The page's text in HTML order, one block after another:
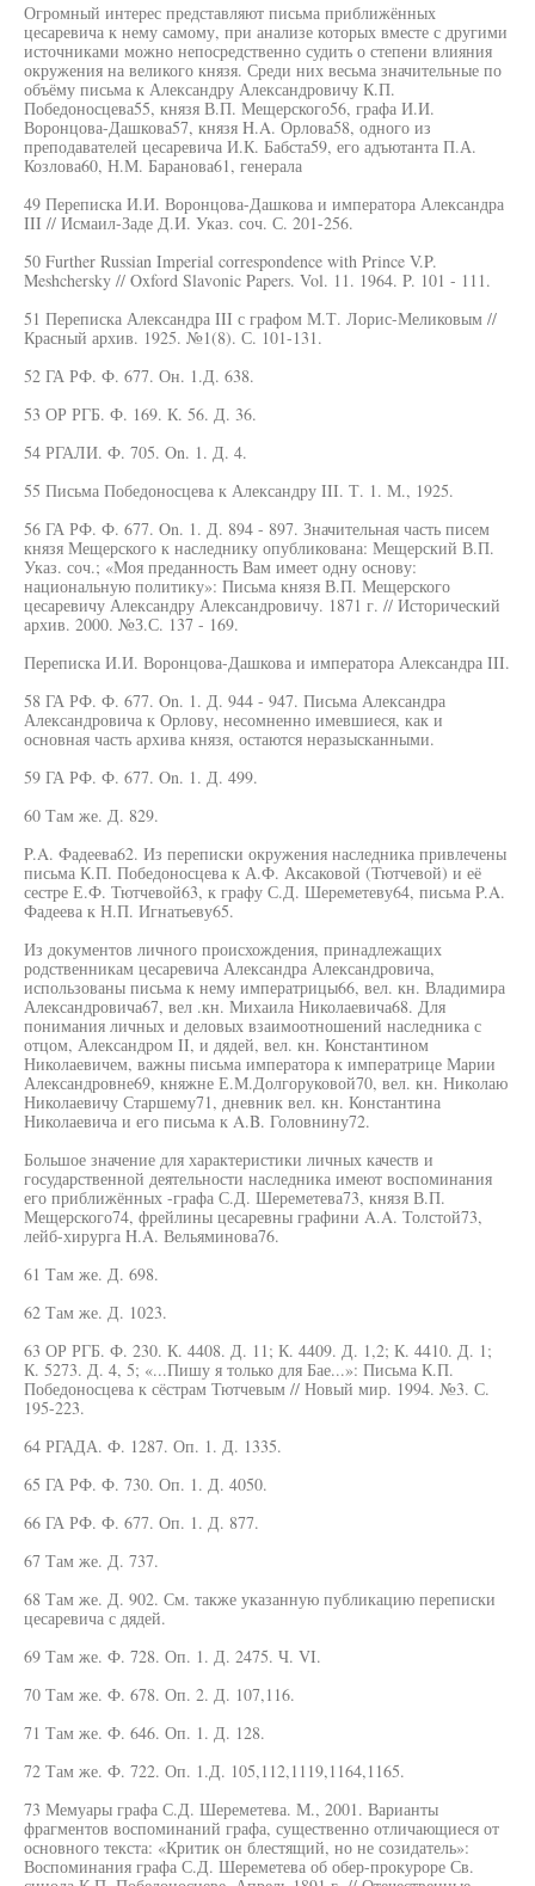
Огромный интерес представляют письма приближённых
цесаревича к нему самому, при анализе которых вместе с другими
источниками можно непосредственно судить о степени влияния
окружения на великого князя. Среди них весьма значительные по
объёму письма к Александру Александровичу К.П.
Победоносцева55, князя В.П. Мещерского56, графа И.И.
Воронцова-Дашкова57, князя H.A. Орлова58, одного из
преподавателей цесаревича И.К. Бабста59, его адъютанта П.А.
Козлова60, Н.М. Баранова61, генерала
49 Переписка И.И. Воронцова-Дашкова и императора Александра
III // Исмаил-Заде Д.И. Указ. соч. С. 201-256.
50 Further Russian Imperial correspondence with Prince V.P.
Meshchersky // Oxford Slavonic Papers. Vol. 11. 1964. P. 101 - 111.
51 Переписка Александра III с графом М.Т. Лорис-Меликовым //
Красный архив. 1925. №1(8). С. 101-131.
52 ГА РФ. Ф. 677. Он. 1.Д. 638.
53 ОР РГБ. Ф. 169. К. 56. Д. 36.
54 РГАЛИ. Ф. 705. On. 1. Д. 4.
55 Письма Победоносцева к Александру III. Т. 1. М., 1925.
56 ГА РФ. Ф. 677. On. 1. Д. 894 - 897. Значительная часть писем
князя Мещерского к наследнику опубликована: Мещерский В.П.
Указ. соч.; «Моя преданность Вам имеет одну основу:
национальную политику»: Письма князя В.П. Мещерского
цесаревичу Александру Александровичу. 1871 г. // Исторический
архив. 2000. №З.С. 137 - 169.
Переписка И.И. Воронцова-Дашкова и императора Александра III.
58 ГА РФ. Ф. 677. On. 1. Д. 944 - 947. Письма Александра
Александровича к Орлову, несомненно имевшиеся, как и
основная часть архива князя, остаются неразысканными.
59 ГА РФ. Ф. 677. On. 1. Д. 499.
60 Там же. Д. 829.
P.A. Фадеева62. Из переписки окружения наследника привлечены
письма К.П. Победоносцева к А.Ф. Аксаковой (Тютчевой) и её
сестре Е.Ф. Тютчевой63, к графу С.Д. Шереметеву64, письма P.A.
Фадеева к Н.П. Игнатьеву65.
Из документов личного происхождения, принадлежащих
родственникам цесаревича Александра Александровича,
использованы письма к нему императрицы66, вел. кн. Владимира
Александровича67, вел .кн. Михаила Николаевича68. Для
понимания личных и деловых взаимоотношений наследника с
отцом, Александром II, и дядей, вел. кн. Константином
Николаевичем, важны письма императора к императрице Марии
Александровне69, княжне Е.М.Долгоруковой70, вел. кн. Николаю
Николаевичу Старшему71, дневник вел. кн. Константина
Николаевича и его письма к A.B. Головнину72.
Большое значение для характеристики личных качеств и
государственной деятельности наследника имеют воспоминания
его приближённых -графа С.Д. Шереметева73, князя В.П.
Мещерского74, фрейлины цесаревны графини A.A. Толстой73,
лейб-хирурга H.A. Вельяминова76.
61 Там же. Д. 698.
62 Там же. Д. 1023.
63 ОР РГБ. Ф. 230. К. 4408. Д. 11; К. 4409. Д. 1,2; К. 4410. Д. 1;
К. 5273. Д. 4, 5; «...Пишу я только для Бае...»: Письма К.П.
Победоносцева к сёстрам Тютчевым // Новый мир. 1994. №3. С.
195-223.
64 РГАДА. Ф. 1287. Оп. 1. Д. 1335.
65 ГА РФ. Ф. 730. Оп. 1. Д. 4050.
66 ГА РФ. Ф. 677. Оп. 1. Д. 877.
67 Там же. Д. 737.
68 Там же. Д. 902. См. также указанную публикацию переписки
цесаревича с дядей.
69 Там же. Ф. 728. Оп. 1. Д. 2475. Ч. VI.
70 Там же. Ф. 678. Оп. 2. Д. 107,116.
71 Там же. Ф. 646. Оп. 1. Д. 128.
72 Там же. Ф. 722. Оп. 1.Д. 105,112,1119,1164,1165.
73 Мемуары графа С.Д. Шереметева. М., 2001. Варианты
фрагментов воспоминаний графа, существенно отличающиеся от
основного текста: «Критик он блестящий, но не созидатель»:
Воспоминания графа С.Д. Шереметева об обер-прокуроре Св.